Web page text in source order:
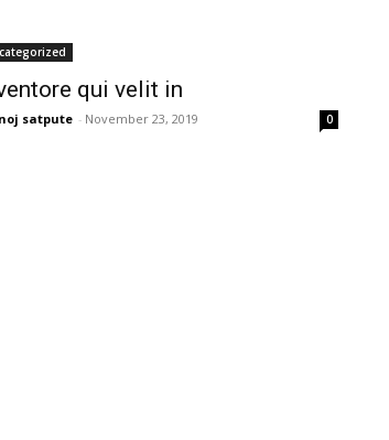
qui velit in
satpute - November 23, 2019 0